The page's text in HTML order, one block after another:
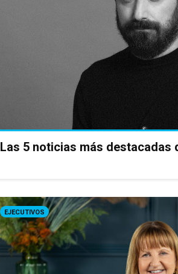
Las 5 noticias más destacadas
EJECUTIVOS